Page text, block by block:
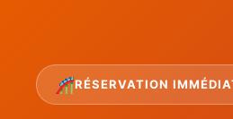
🎢RÉSERVATION